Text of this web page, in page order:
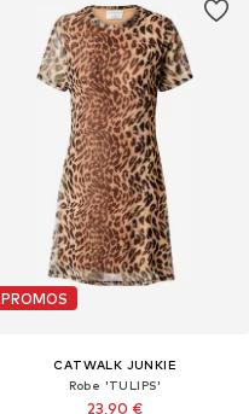
PROMOS
CATWALK JUNKIE
Robe 'TULIPS'
23,90 €